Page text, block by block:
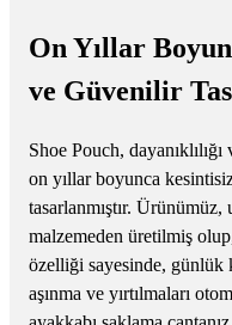
On Yıllar
ve Güvenilir
Shoe Pouch,
on yıllar boyunca
tasarlanmıştır.
malzemeden üretilmiş
özelliği sayesinde, günlük
aşınma ve yırtılmaları